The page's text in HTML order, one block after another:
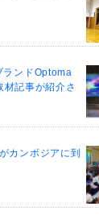
ランドOptoma
材記事が紹介さ
カンボジアに到